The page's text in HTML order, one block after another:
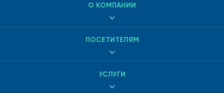
О КОМПАНИИ
ПОСЕТИТЕЛЯМ
УСЛУГИ